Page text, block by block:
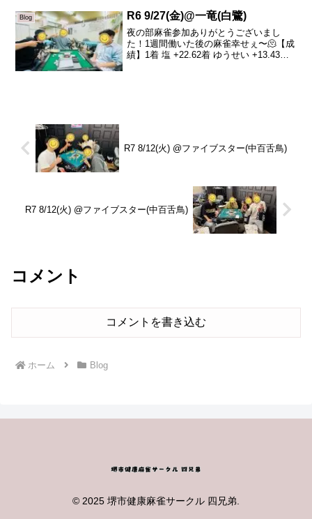
Blog R6 9/27(金)@一竜(白鷺)
夜の部麻雀参加ありがとうございまし
た！1週間働いた後の麻雀幸せぇ〜🫠【成
績】1着 塩 +22.62着 ゆうせい +13.43着
R7 8/12(火) @ファイブスター(中百舌鳥)
R7 8/12(火) @ファイブスター(中百舌鳥)
コメント
コメントを書き込む
ホーム Blog
© 2025 堺市健康麻雀サークル 四兄弟.